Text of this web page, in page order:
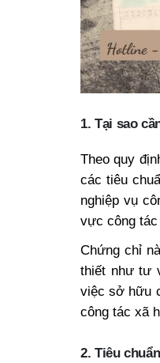
1. Tại sao
Theo quy
các tiêu
nghiệp vụ
vực công tác
Chứng chỉ
thiết như tư
việc sở hữu
công tác xã
2. Tiêu